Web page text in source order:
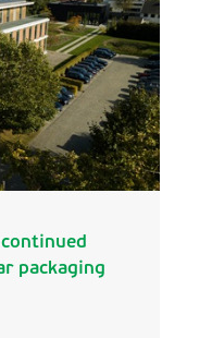
packaging